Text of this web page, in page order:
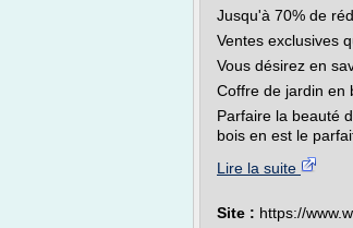
Jusqu'à 70% de
Ventes exclusives
Vous désirez en
Coffre de jardin en
Parfaire la beauté
bois en est le
Lire la suite
Site : https://